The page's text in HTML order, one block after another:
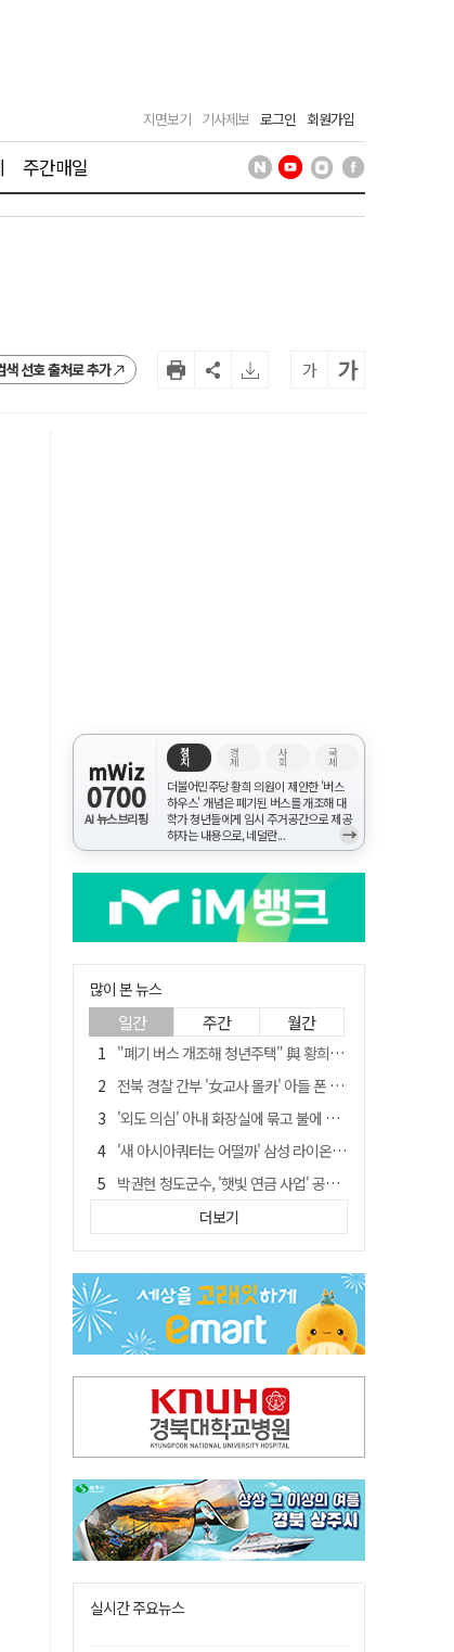
지면보기 기사제보 로그인 회원가입
주간매일
색 선호 출처로 추가 가 가
mWiz
0700
AI 뉴스브리핑
정
치
경
제
사
회
국
제
더불어민주당 황희 의원이 제안한 '버스
하우스' 개념은 폐기된 버스를 개조해 대
학가 청년들에게 임시 주거공간으로 제공
하자는 내용으로, 네덜란...
→
많이 본 뉴스
일간 주간 월간
"폐기 버스 개조해 청년주택" 與 황희…'딸 학비는 年 4200만원'
전북 경찰 간부 '女교사 몰카' 아들 폰 부수고…"처벌 못하는 사안" 내부망에 글
'외도 의심' 아내 화장실에 묶고 불에 달군 공구로 고문…남편 검거
'새 아시아쿼터는 어떨까' 삼성 라이온즈, 새 얼굴 투수 미야모리 영입
박권현 청도군수, '햇빛 연금 사업' 공약 시동걸어
홍준표, 한동훈 맹폭…"조선제일껌, 권력에 살고 권력에 죽었다"
[시사뒷담] MOU의 함정, 협약식이 투자 확정은 아니긴 해
봉화서 주택 에어컨 실외기에서 시작된 불… 주택 화재로 번져
경찰, 9월 초부터 상피제 전격 실시…가족 사건 수사 못해
더보기
실시간 주요뉴스